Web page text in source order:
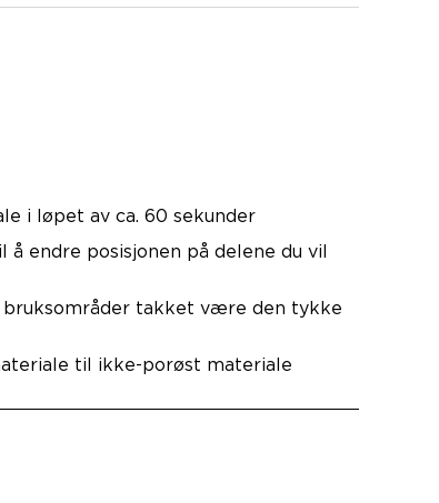
i løpet av ca. 60 sekunder
å endre posisjonen på delene du vil
takket være den tykke
til ikke-porøst materiale